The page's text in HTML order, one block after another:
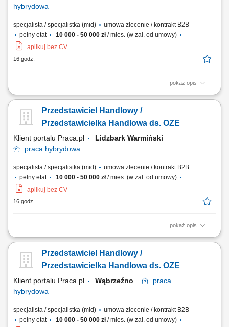
hybrydowa
specjalista / specjalistka (mid)
umowa zlecenie / kontrakt B2B
pełny etat
10 000 - 50 000 zł/ mies. (w zal. od umowy)
aplikuj bez CV
16 godz.
pokaż opis
Doradzanie klientom w zakresie nowoczesnych rozwiązań z obszaru
prowadzenie spotkań handlowych. Przygotowywanie ofert i
finalizowanie sprzedaży. Budowanie długofalowych relacji z klientami.
Przedstawiciel Handlowy /
Przedstawicielka Handlowa ds. OZE
Klient portalu Praca.pl
Lidzbark Warmiński
praca hybrydowa
specjalista / specjalistka (mid)
umowa zlecenie / kontrakt B2B
pełny etat
10 000 - 50 000 zł/ mies. (w zal. od umowy)
aplikuj bez CV
16 godz.
pokaż opis
Doradzanie klientom w zakresie nowoczesnych rozwiązań z obszaru
prowadzenie spotkań handlowych. Przygotowywanie ofert i
finalizowanie sprzedaży. Budowanie długofalowych relacji z klientami.
Przedstawiciel Handlowy /
Przedstawicielka Handlowa ds. OZE
Klient portalu Praca.pl Wąbrzeźno
praca
hybrydowa
specjalista / specjalistka (mid)
umowa zlecenie / kontrakt B2B
pełny etat
10 000 - 50 000 zł/ mies. (w zal. od umowy)